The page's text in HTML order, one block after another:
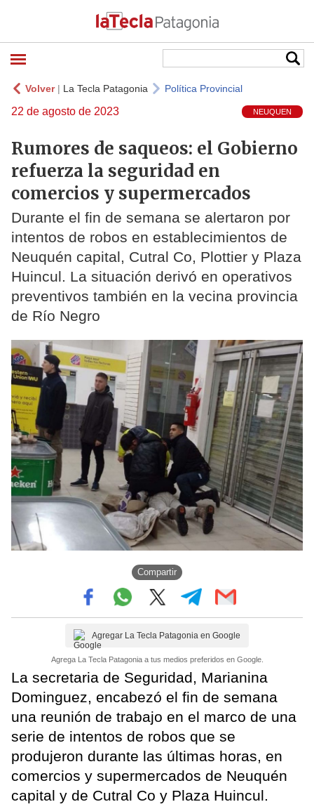
Volver| La Tecla Patagonia Política Provincial
22 de agosto de 2023 NEUQUEN
Rumores de saqueos: el Gobierno
refuerza la seguridad en
comercios y supermercados
Durante el fin de semana se alertaron por
intentos de robos en establecimientos de
Neuquén capital, Cutral Co, Plottier y Plaza
Huincul. La situación derivó en operativos
preventivos también en la vecina provincia
de Río Negro
Compartir
Agregar La Tecla Patagonia en Google
Agrega La Tecla Patagonia a tus medios preferidos en Google.
La secretaria de Seguridad, Marianina
Dominguez, encabezó el fin de semana
una reunión de trabajo en el marco de una
serie de intentos de robos que se
produjeron durante las últimas horas, en
comercios y supermercados de Neuquén
capital y de Cutral Co y Plaza Huincul.